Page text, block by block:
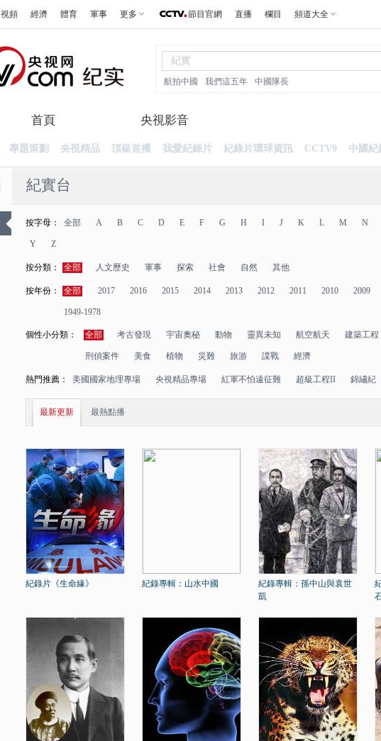
視頻 經濟 體育 軍事 更多 節目官網 直播 欄目 頻道大全
航拍中國 我們這五年 中國隊長
首頁
專題策劃 央視精品 頂級首播 我愛紀錄片 紀錄片環球資訊 CCTV9 中國紀
央視影音
紀實台
按字母： 全部 A B C D E F G H I J K L M N
Y Z
按分類： 全部 人文歷史 軍事 探索 社會 自然 其他
按年份： 全部 2017 2016 2015 2014 2013 2012 2011 2010 2009
1949-1978
個性小分類： 全部 考古發現 宇宙奧秘 動物 靈異未知 航空航天 建築工程
刑偵案件 美食 植物 災難 旅游 諜戰 經濟
熱門推薦： 美國國家地理專場 央視精品專場 紅軍不怕遠征難 超級工程II 錦繡紀
最新更新 最熱點播
紀錄片《生命緣》 紀錄專輯：山水中國
紀錄專輯：孫中山與袁世
凱